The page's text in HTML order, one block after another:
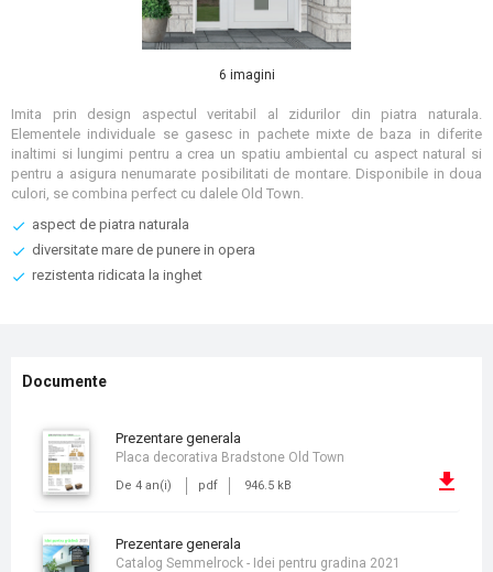
6 imagini
Imita prin design aspectul veritabil al zidurilor din piatra naturala.
Elementele individuale se gasesc in pachete mixte de baza in diferite
inaltimi si lungimi pentru a crea un spatiu ambiental cu aspect natural si
pentru a asigura nenumarate posibilitati de montare. Disponibile in doua
culori, se combina perfect cu dalele Old Town.
aspect de piatra naturala
diversitate mare de punere in opera
rezistenta ridicata la inghet
Documente
prezentare generala
De 4 an(i) pdf 946.5 kB
Placa decorativa Bradstone Old Town
prezentare generala
Catalog Semmelrock - Idei pentru gradina 2021